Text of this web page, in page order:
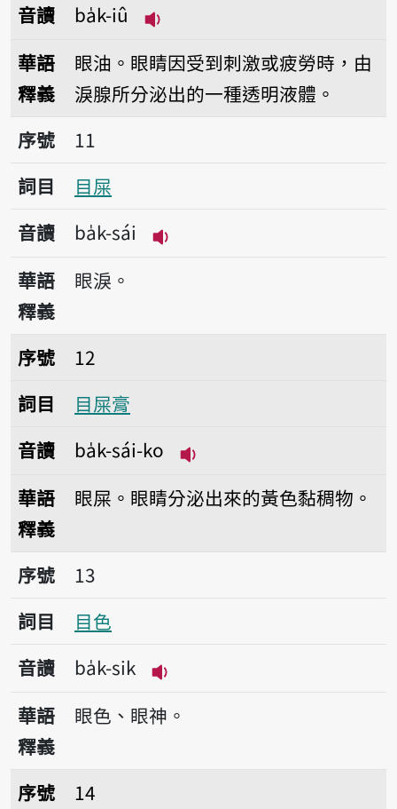
音讀
ba̍k-iû
華語
釋義
眼油。眼睛因受到刺激或疲勞時，由
淚腺所分泌出的一種透明液體。
序號11目屎
序號
11
詞目
目屎
音讀
ba̍k-sái
播放音讀ba̍k-sái
華語
釋義
眼淚。
序號12目屎膏
序號
12
詞目
目屎膏
音讀
ba̍k-sái-ko
華語
釋義
眼屎。眼睛分泌出來的黃色黏稠物。
序號13目色
序號
13
詞目
目色
音讀
ba̍k-sik
播放音讀ba̍k-sik
華語
釋義
眼色、眼神。
序號14目神
序號 14